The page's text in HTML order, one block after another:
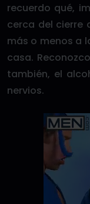
recuerdo qué,
cerca del cierre
más o menos a
casa.
también, el
nervios.